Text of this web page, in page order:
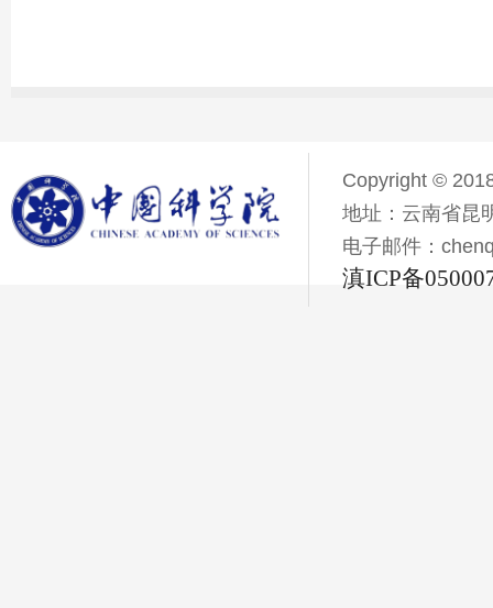
Copyright ©
地址：云南省昆
电子邮件：
滇ICP备